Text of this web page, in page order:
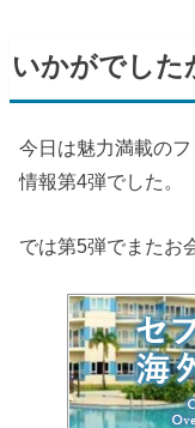
いかがでした
今日は魅力満載の
情報第4弾でした。
では第5弾でまたお